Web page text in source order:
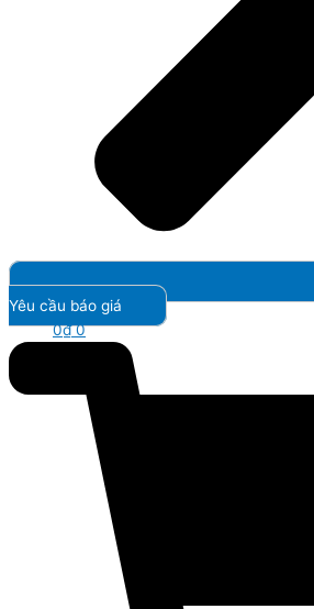
Yêu cầu báo giá
0₫ 0